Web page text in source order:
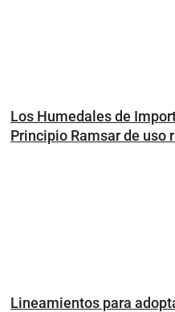
Los Humedales de
Principio Ramsar de uso
Lineamientos para